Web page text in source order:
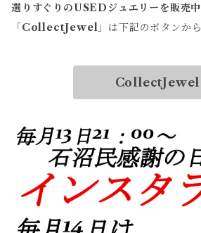
選りすぐりのUSEDジュエリーを販売中
「CollectJewel 」は下記のボタンから
CollectJewel